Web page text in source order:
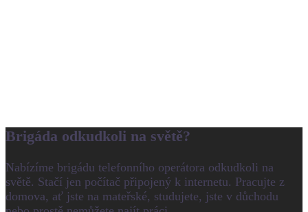
Brigáda odkudkoli na světě?
Nabízíme brigádu telefonního operátora odkudkoli na
světě. Stačí jen počítač připojený k internetu. Pracujte z
domova, ať jste na mateřské, studujete, jste v důchodu